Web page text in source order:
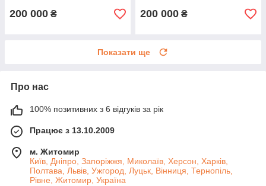
200 000 ₴ 200 000 ₴
Показати ще
Про нас
100% позитивних з 6 відгуків за рік
Працює з 13.10.2009
м. Житомир
Київ, Дніпро, Запоріжжя, Миколаїв, Херсон, Харків,
Полтава, Львів, Ужгород, Луцьк, Вінниця, Тернопіль,
Рівне, Житомир, Україна